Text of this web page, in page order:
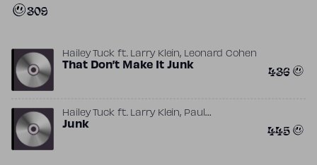
309
Hailey Tuck ft. Larry Klein, Leonard Cohen
That Don’t Make It Junk 436
Hailey Tuck ft. Larry Klein, Paul
McCartney
Junk 445